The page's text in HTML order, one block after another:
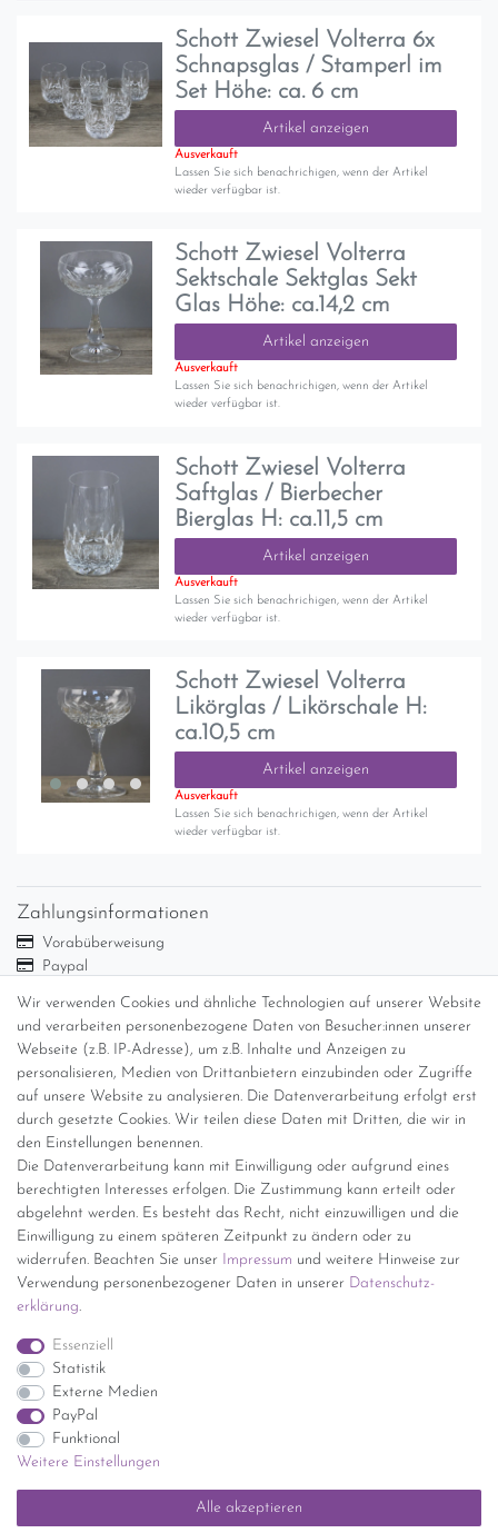
Schott Zwiesel Volterra 6x
Schnapsglas / Stamperl im
Set Höhe: ca. 6 cm
Artikel anzeigen
Ausverkauft
Lassen Sie sich benachrichigen, wenn der Artikel
wieder verfügbar ist.
Schott Zwiesel Volterra
Sektschale Sektglas Sekt
Glas Höhe: ca.14,2 cm
Artikel anzeigen
Ausverkauft
Lassen Sie sich benachrichigen, wenn der Artikel
wieder verfügbar ist.
Schott Zwiesel Volterra
Saftglas / Bierbecher
Bierglas H: ca.11,5 cm
Artikel anzeigen
Ausverkauft
Lassen Sie sich benachrichigen, wenn der Artikel
wieder verfügbar ist.
Schott Zwiesel Volterra
Likörglas / Likörschale H:
ca.10,5 cm
Artikel anzeigen
Ausverkauft
Lassen Sie sich benachrichigen, wenn der Artikel
wieder verfügbar ist.
Wir verwenden Cookies und ähnliche Technologien auf unserer Website
und verarbeiten personenbezogene Daten von Besucher:innen unserer
Webseite (z.B. IP-Adresse), um z.B. Inhalte und Anzeigen zu
personalisieren, Medien von Drittanbietern einzubinden oder Zugriffe
auf unsere Website zu analysieren. Die Datenverarbeitung erfolgt erst
durch gesetzte Cookies. Wir teilen diese Daten mit Dritten, die wir in
den Einstellungen benennen.
Die Datenverarbeitung kann mit Einwilligung oder aufgrund eines
berechtigten Interesses erfolgen. Die Zustimmung kann erteilt oder
abgelehnt werden. Es besteht das Recht, nicht einzuwilligen und die
Einwilligung zu einem späteren Zeitpunkt zu ändern oder zu
widerrufen. Beachten Sie unser Impressum und weitere Hinweise zur
Verwendung personenbezogener Daten in unserer Daten­schutz­
erklärung.
Essenziell
Statistik
Externe Medien
PayPal
Funktional
Weitere Einstellungen
Alle akzeptieren
Zahlungsinformationen
Vorabüberweisung
Paypal
Versandinformationen
Versand per GLS (6,90 Euro) oder DHL (8,49 Euro ) inkl. MwSt.
(innerhalb Deutschlands)
kostenfreie Lieferung ab 150 Euro Warenwert (innerhalb
Deutschlands)
Übersicht Internationale Versandkosten
Wir kaufen an
Sie haben zuviel Porzellan im Schrank? Gerne kaufen wir dieses an.
Einfach unverbindliches Angebot anfordern.
*Endpreis inkl. MwSt. (Dieser Artikel unterliegt gem. § 25a
UStG der Differenzbesteuerung, ein Ausweis der
Mehrwertsteuer auf der Rechnung erfolgt nicht.)
Impressum Daten­schutz­erklärung